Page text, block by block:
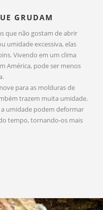
GRUDAM
que não gostam de abrir
umidade excessiva, elas
Vivendo em um clima
América, pode ser menos
para as molduras de
trazem muita umidade.
umidade podem deformar
tempo, tornando-os mais